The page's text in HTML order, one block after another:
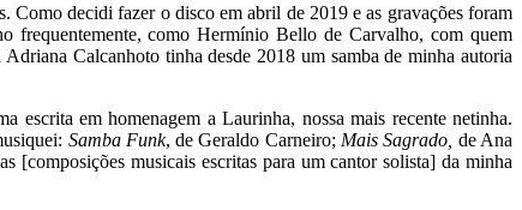
Como decidi fazer o disco em abril de 2019 e as gravações foram
frequentemente, como Hermínio Bello de Carvalho, com quem
Calcanhoto tinha desde 2018 um samba de minha autoria
em homenagem a Laurinha, nossa mais recente netinha.
Samba Funk, de Geraldo Carneiro; Mais Sagrado, de Ana
[composições musicais escritas para um cantor solista] da minha